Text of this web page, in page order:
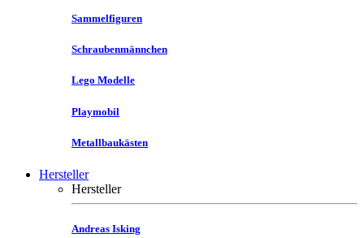
Sammelfiguren
Schraubenmännchen
Lego Modelle
Playmobil
Metallbaukästen
Hersteller
Hersteller
Andreas Isking